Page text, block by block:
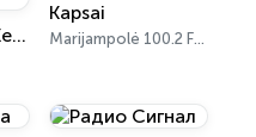
Radijo Stotis Kelyje
Kapsai
Marijampolė 100.2 FM